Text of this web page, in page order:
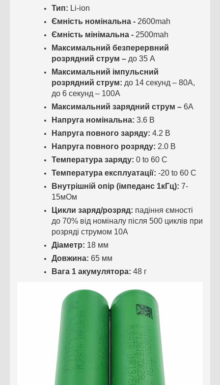
Тип: Li-ion
Ємність номінальна - 2600mah
Ємність мінімальна - 2500mah
Максимальний безперервний
розрядний струм – до 35 А
Максимальний імпульсний
розрядний струм: до 14 секунд – 80А,
до 6 секунд – 100А
Максимальний зарядний струм – 6А
Напруга номінальна: 3.6 В
Напруга повного заряду: 4.2 В
Напруга повного розряду: 2.0 В
Температура заряду: 0 to 60 C
Температура експлуатації: -20 to 60 C
Внутрішній опір (імпеданс 1кГц): 7-
15мОм
Цикли заряд/розряд: падіння ємності
до 70% від номіналу після 500 циклів при
розряді струмом 10А
Діаметр: 18 мм
Довжина: 65 мм
Вага 1 акумулятора: 48 г